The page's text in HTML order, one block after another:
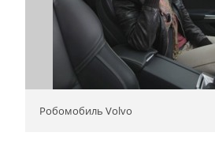
Робомобиль Volvo